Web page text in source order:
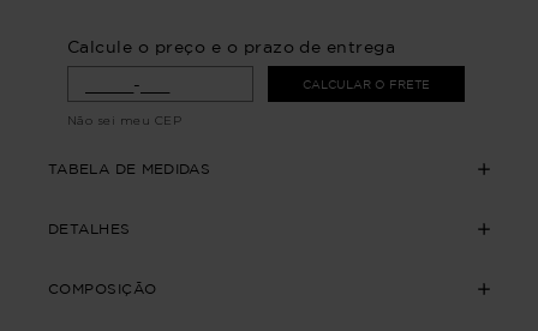
Calcule o preço e o prazo de entrega
CALCULAR O FRETE
Não sei meu CEP
TABELA DE MEDIDAS
DETALHES
COMPOSIÇÃO